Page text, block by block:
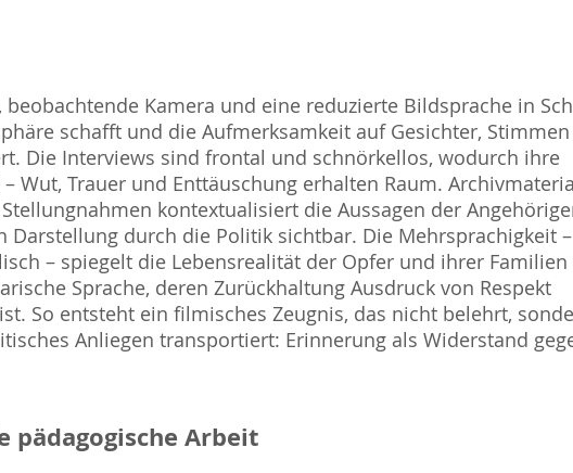
Kamera und eine reduzierte Bildsprache in
schafft und die Aufmerksamkeit auf Gesichter,
Die Interviews sind frontal und schnörkellos, wodurch ihre
Wut, Trauer und Enttäuschung erhalten Raum.
kontextualisiert die Aussagen der
Darstellung durch die Politik sichtbar. Die Mehrsprachigkeit –
– spiegelt die Lebensrealität der Opfer und ihrer
Sprache, deren Zurückhaltung Ausdruck von Respekt
So entsteht ein filmisches Zeugnis, das nicht belehrt,
Anliegen transportiert: Erinnerung als Widerstand
Arbeit